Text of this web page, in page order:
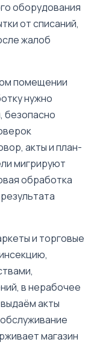
оборудования
от списаний,
жалоб
помещении
нужно
безопасно
акты и план-
мигрируют
обработка
и торговые
в нерабочее
акты
магазин